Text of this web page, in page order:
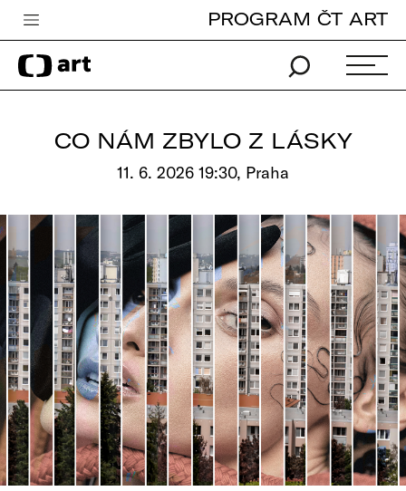
Česká televize
Zpravodajství
Pro děti
edu
Vše o ČT
PROGRAM ČT ART
CO NÁM ZBYLO Z LÁSKY
11. 6. 2026 19:30, Praha